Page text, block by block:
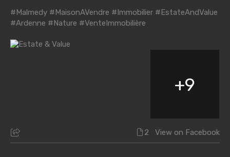
#Malmedy #MaisonAVendre #Immobilier #EstateAndValue
#Ardenne #Nature #VenteImmobilière
+9
2 View on Facebook